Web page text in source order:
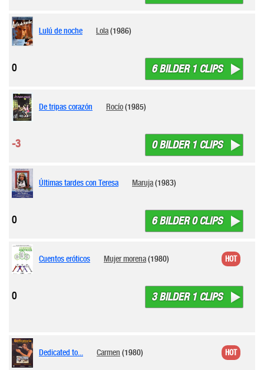
Lulú de noche Lola(1986)
6 BILDER 1 CLIPS
0
De tripas corazón Rocío(1985)
0 BILDER 1 CLIPS
-3
Últimas tardes con Teresa Maruja(1983)
6 BILDER 0 CLIPS
0
Cuentos eróticos Mujer morena(1980)
3 BILDER 1 CLIPS
0
HOT
Dedicated to... Carmen (1980) HOT